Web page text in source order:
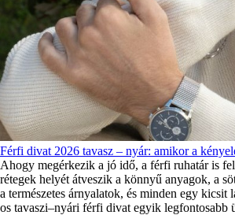
Férfi divat 2026 tavasz – nyár: amikor a
Ahogy megérkezik a jó idő, a férfi ruhatár is
rétegek helyét átveszik a könnyű anyagok, a
a természetes árnyalatok, és minden egy kicsit
os tavaszi–nyári férfi divat egyik legfontosabb